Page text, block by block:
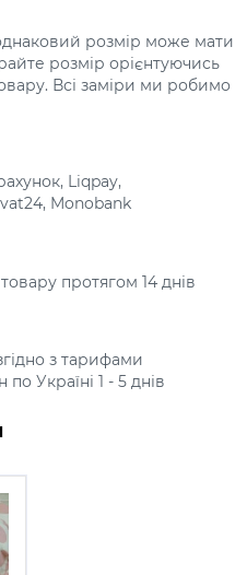
розмір може мати
розмір орієнтуючись
Всі заміри ми робимо
Liqpay,
Monobank
протягом 14 днів
з тарифами
Україні 1 - 5 днів